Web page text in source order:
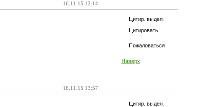
16.11.15 12:14
Цитир. выдел.
Цитировать
Пожаловаться
Наверх
16.11.15 13:57
Цитир. выдел.